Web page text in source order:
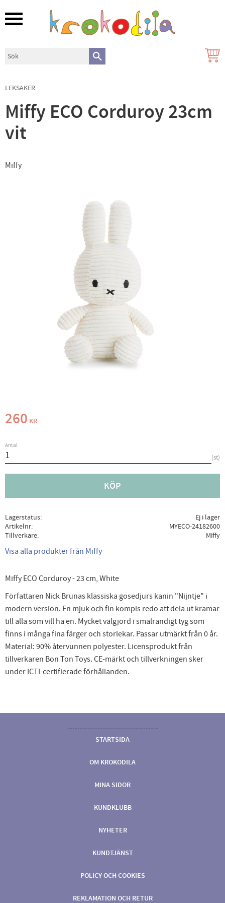
Meny
LEKSAKER
Miffy ECO Corduroy 23cm
vit
Miffy
260 KR
Antal
st
KÖP
Lagerstatus
Ej i lager
Artikelnr
MYECO-24182600
Tillverkare
Miffy
Visa alla produkter från Miffy
Miffy ECO Corduroy - 23 cm, White
Författaren Nick Brunas klassiska gosedjurs kanin "Nijntje" i
modern version. En mjuk och fin kompis redo att dela ut kramar
till alla som vill ha en. Mycket välgjord i smalrandigt tyg som
finns i många fina färger och storlekar. Passar utmärkt från 0 år.
Material: 90% återvunnen polyester. Licensprodukt från
tillverkaren Bon Ton Toys. CE-märkt och tillverkningen sker
under ICTI-certifierade förhållanden.
STARTSIDA
OM KROKODILA
MINA SIDOR
KUNDKLUBB
NYHETER
KUNDTJÄNST
POLICY OCH COOKIES
REKLAMATION OCH RETUR